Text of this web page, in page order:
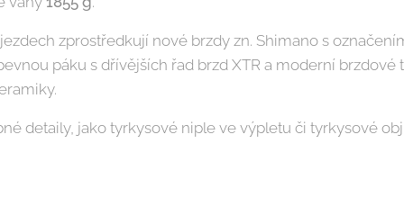
zprostředkují nové brzdy zn. Shimano s
páku s dřívějších řad brzd XTR a moderní brzdové
detaily, jako tyrkysové niple ve výpletu či tyrkysové